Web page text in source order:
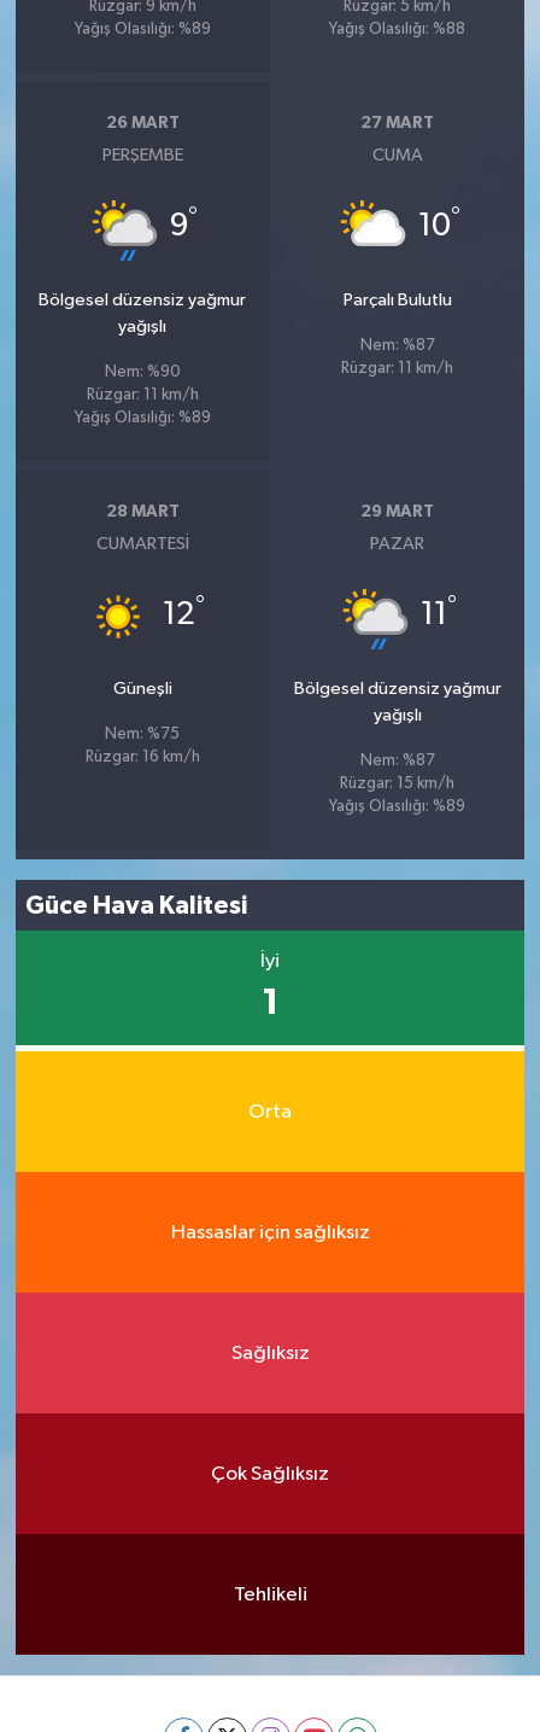
Rüzgar: 9 km/h
Yağış Olasılığı: %89
Rüzgar: 5 km/h
Yağış Olasılığı: %88
26 MART
PERŞEMBE
9°
Bölgesel düzensiz yağmur
yağışlı
Nem: %90
Rüzgar: 11 km/h
Yağış Olasılığı: %89
27 MART
CUMA
10°
Parçalı Bulutlu
Nem: %87
Rüzgar: 11 km/h
28 MART
CUMARTESI
12°
Güneşli
Nem: %75
Rüzgar: 16 km/h
29 MART
PAZAR
11 °
Bölgesel düzensiz yağmur
yağışlı
Nem: %87
Rüzgar: 15 km/h
Yağış Olasılığı: %89
Güce Hava Kalitesi
İyi
1
Orta
Hassaslar için sağlıksız
Sağlıksız
Çok Sağlıksız
Tehlikeli